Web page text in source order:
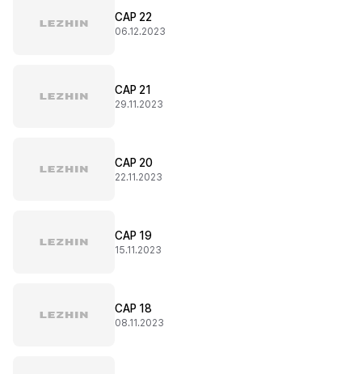
CAP 22
06.12.2023
CAP 21
29.11.2023
CAP 20
22.11.2023
CAP 19
15.11.2023
CAP 18
08.11.2023